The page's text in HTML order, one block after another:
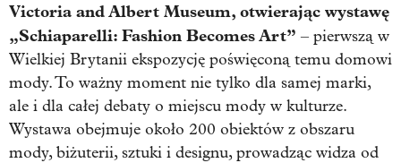
Victoria and Albert Museum, otwierając wystawę
„Schiaparelli: Fashion Becomes Art” – pierwszą w
Wielkiej Brytanii ekspozycję poświęconą temu domowi
mody. To ważny moment nie tylko dla samej marki,
ale i dla całej debaty o miejscu mody w kulturze.
Wystawa obejmuje około 200 obiektów z obszaru
mody, biżuterii, sztuki i designu, prowadząc widza od